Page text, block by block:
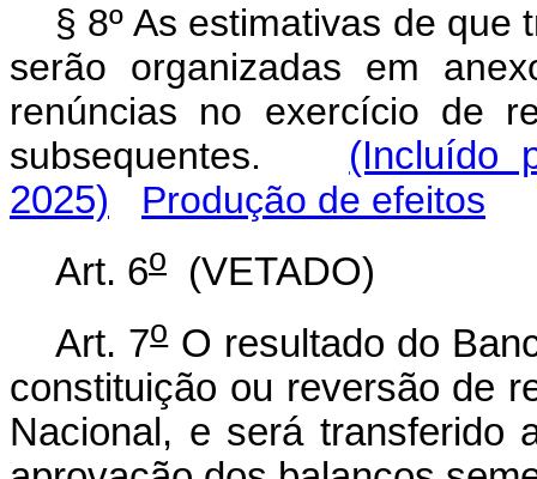
§ 8º As estimativas de
serão organizadas em
renúncias no exercício de
subsequentes. (Incluído
2025)
Produção de efeitos
Art. 6o
(VETADO)
Art. 7o O resultado do
constituição ou reversão de
Nacional, e será transferido